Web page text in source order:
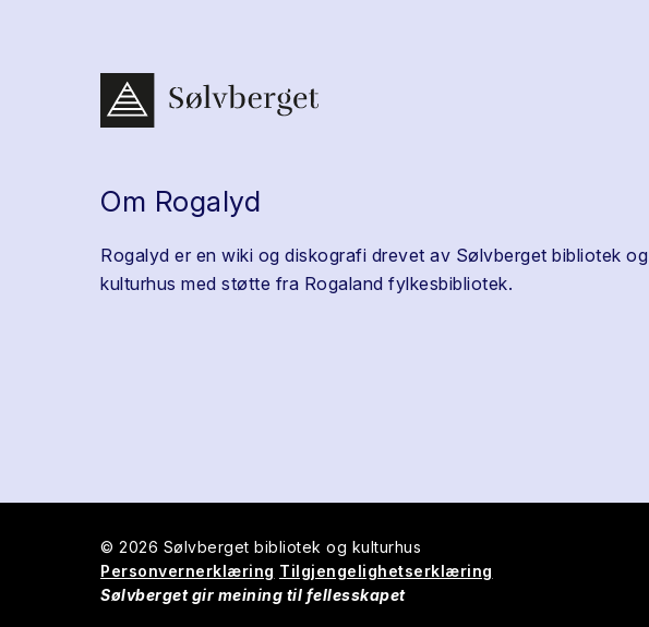
Om Rogalyd
Rogalyd er en wiki og diskografi drevet av Sølvberget bibliotek og
kulturhus med støtte fra Rogaland fylkesbibliotek.
© 2026 Sølvberget bibliotek og kulturhus
Personvernerklæring Tilgjengelighetserklæring
Sølvberget gir meining til fellesskapet